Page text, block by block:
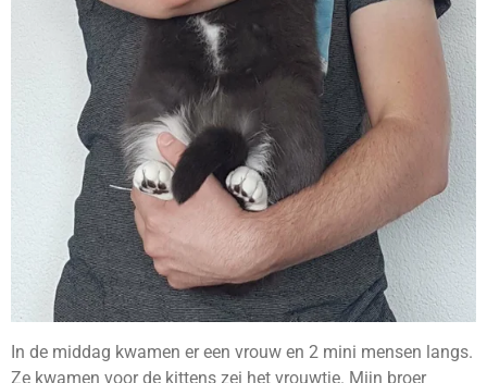
In de middag kwamen er een vrouw en 2 mini mensen langs.
Ze kwamen voor de kittens zei het vrouwtje. Mijn broer